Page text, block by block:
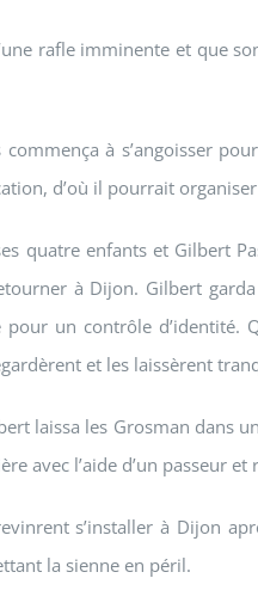
rafle imminente et que
commença à s’angoisser
d’où il pourrait
quatre enfants et Gilbert
à Dijon. Gilbert
un contrôle
et les laissèrent
laissa les Grosman dans
avec l’aide d’un
s’installer à Dijon
la sienne en péril.